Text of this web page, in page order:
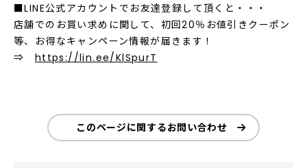
■LINE公式アカウントでお友達登録して頂くと・・・
店舗でのお買い求めに関して、初回20％お値引きクーポン
等、お得なキャンペーン情報が届きます！
⇒ https://lin.ee/KlSpurT
このページに関するお問い合わせ